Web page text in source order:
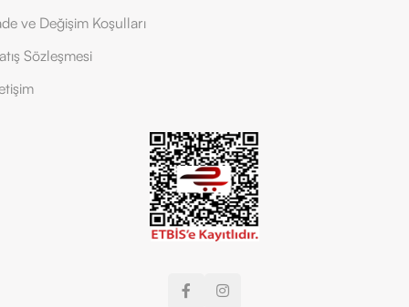
ve Değişim Koşulları
Sözleşmesi